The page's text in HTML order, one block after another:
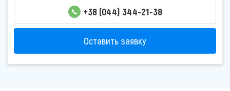
+38 (044) 344-21-38
Оставить заявку